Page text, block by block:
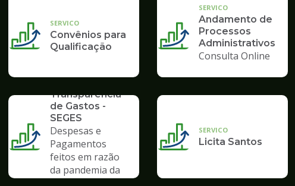
SERVICO
Convênios para
Qualificação
SERVICO
Andamento de
Processos
Administrativos
Consulta Online
Transparência
de Gastos -
SEGES
Despesas e
Pagamentos
feitos em razão
da pandemia da
SERVICO
Licita Santos